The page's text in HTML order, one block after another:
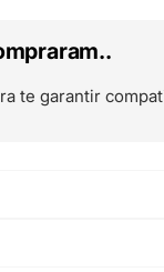
te garantir